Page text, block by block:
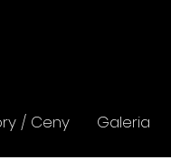
/ Ceny Galeria